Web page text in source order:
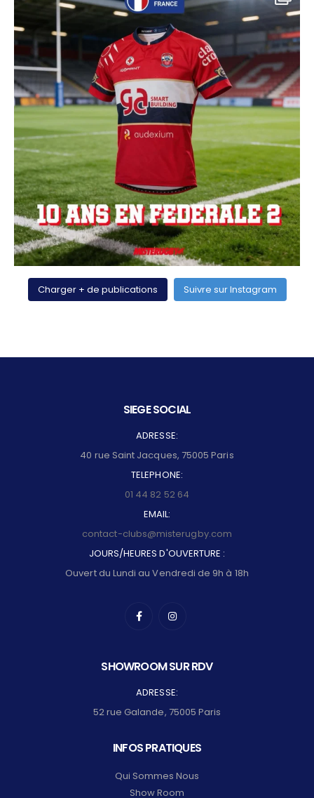
Charger + de publications Suivre sur Instagram
SIEGE SOCIAL
ADRESSE:
40 rue Saint Jacques, 75005 Paris
TELEPHONE:
01 44 82 52 64
EMAIL:
contact-clubs@misterugby.com
JOURS/HEURES D'OUVERTURE :
Ouvert du Lundi au Vendredi de 9h à 18h
SHOWROOM SUR RDV
ADRESSE:
52 rue Galande, 75005 Paris
INFOS PRATIQUES
Qui Sommes Nous
Show Room